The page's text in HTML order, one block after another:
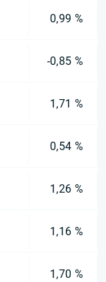
0,99 %
-0,85 %
1,71 %
0,54 %
1,26 %
1,16 %
1,70 %